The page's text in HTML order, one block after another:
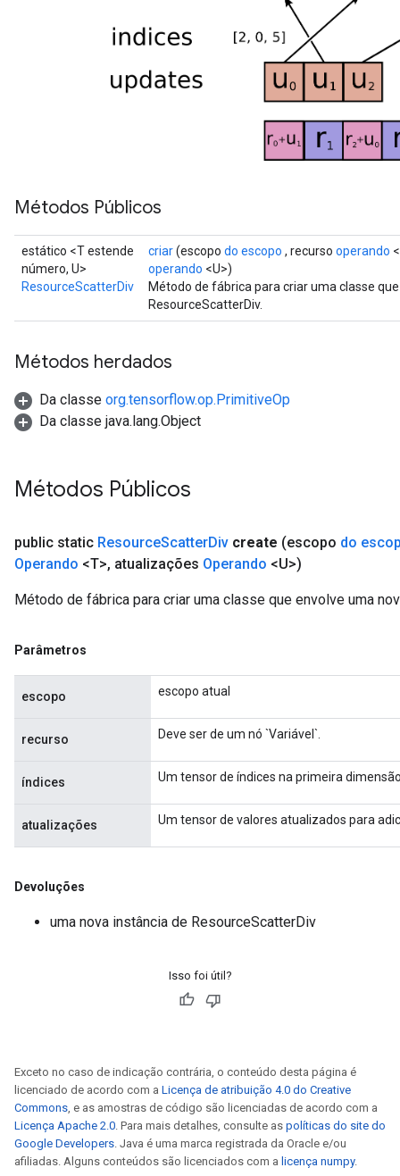
Métodos Públicos
estático <T estende
número, U>
ResourceScatterDiv
criar(escopo do escopo , recurso operando
operando <U>)
Método de fábrica para criar uma classe
ResourceScatterDiv.
Métodos herdados
Da classe org.tensorflow.op.PrimitiveOp
Da classe java.lang.Object
Métodos Públicos
public static ResourceScatterDiv create (escopo do
Operando <T>, atualizações Operando <U>)
Método de fábrica para criar uma classe que envolve uma
Parâmetros
escopo escopo atual
recurso Deve ser de um nó `Variável`.
índices Um tensor de índices na primeira
atualizações Um tensor de valores atualizados para
Devoluções
uma nova instância de ResourceScatterDiv
Isso foi útil?
Exceto no caso de indicação contrária, o conteúdo desta página é
licenciado de acordo com a Licença de atribuição 4.0 do Creative
Commons, e as amostras de código são licenciadas de acordo com a
Licença Apache 2.0. Para mais detalhes, consulte as políticas do site do
Google Developers. Java é uma marca registrada da Oracle e/ou
afiliadas. Alguns conteúdos são licenciados com a licença numpy.